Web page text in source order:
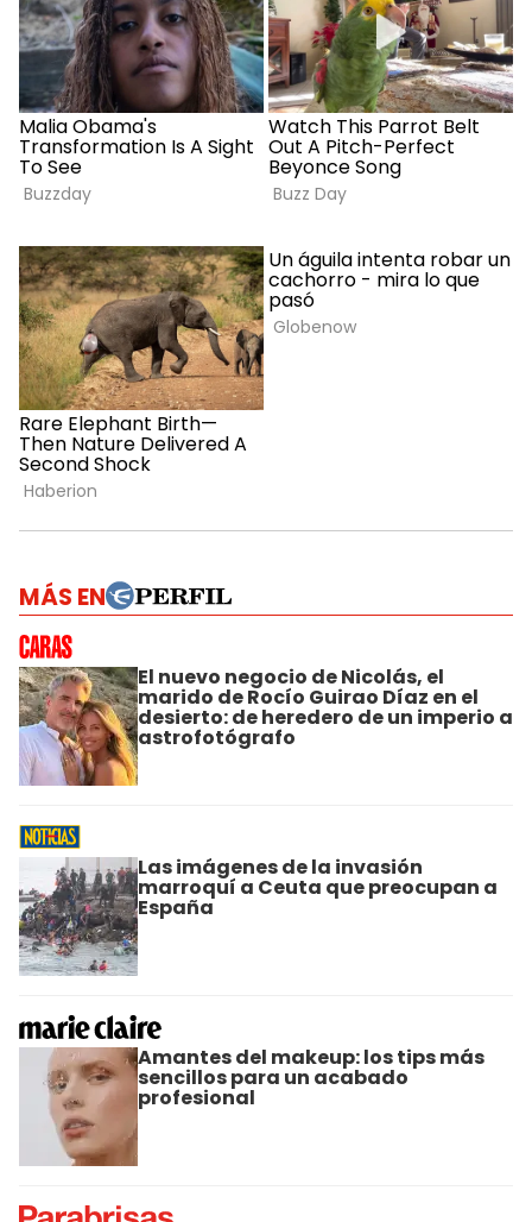
MÁS EN
El nuevo negocio de Nicolás, el
marido de Rocío Guirao Díaz en el
desierto: de heredero de un imperio a
astrofotógrafo
Las imágenes de la invasión
marroquí a Ceuta que preocupan a
España
Amantes del makeup: los tips más
sencillos para un acabado
profesional